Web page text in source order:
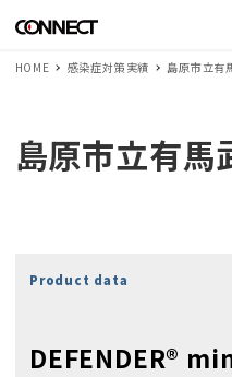
HOME 感染症対策実績 島原市立
島原市立有
Product data
DEFENDER®